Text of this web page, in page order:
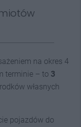
na okres 4
terminie – to 3
własnych
pojazdów do